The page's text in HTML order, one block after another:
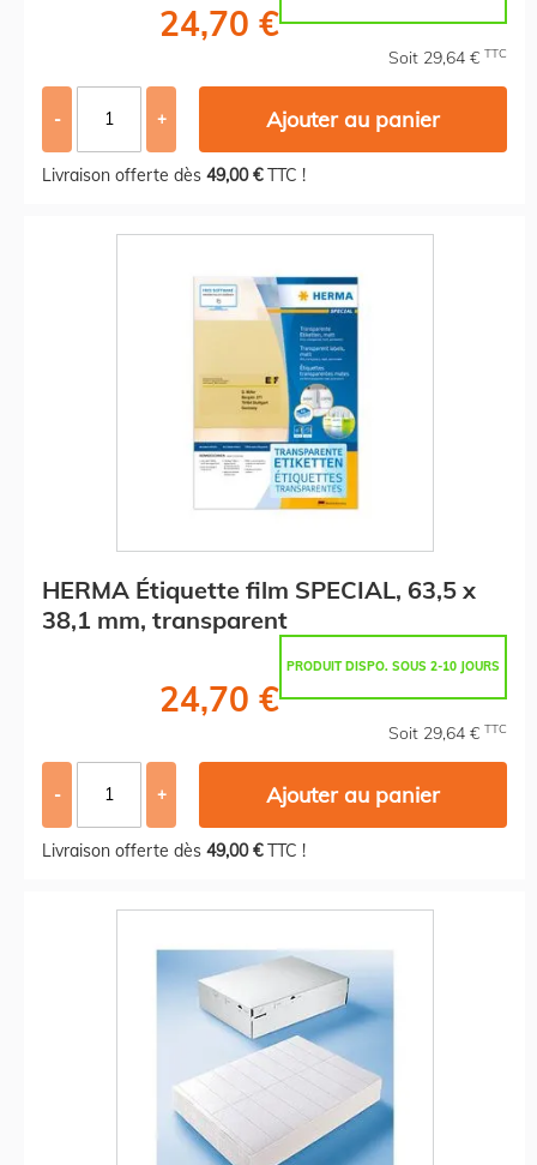
24,70 €
Soit 29,64 € TTC
- + Ajouter au panier
Livraison offerte dès 49,00 €TTC !
HERMA Étiquette film SPECIAL, 63,5 x
38,1 mm, transparent
PRODUIT DISPO. SOUS 2-10 JOURS
24,70 €
Soit 29,64 € TTC
- + Ajouter au panier
Livraison offerte dès 49,00 €TTC !